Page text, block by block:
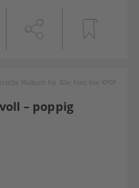
– poppig
Malbuch Für Alle Fans Von KPOP